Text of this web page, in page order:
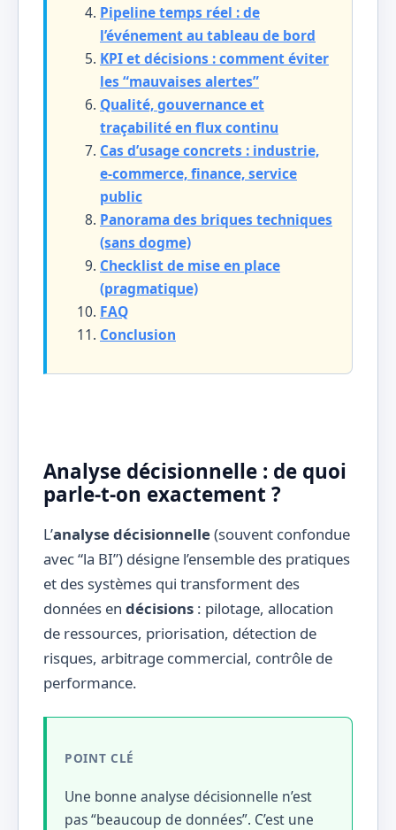
Pipeline temps réel : de
l’événement au tableau de bord
KPI et décisions : comment éviter
les “mauvaises alertes”
Qualité, gouvernance et
traçabilité en flux continu
Cas d’usage concrets : industrie,
e-commerce, finance, service
public
Panorama des briques techniques
(sans dogme)
Checklist de mise en place
(pragmatique)
FAQ
Conclusion
Analyse décisionnelle : de quoi
parle-t-on exactement ?
L’analyse décisionnelle(souvent confondue
avec “la BI”) désigne l’ensemble des pratiques
et des systèmes qui transforment des
données en décisions : pilotage, allocation
de ressources, priorisation, détection de
risques, arbitrage commercial, contrôle de
performance.
POINT CLÉ
Une bonne analyse décisionnelle n’est
pas “beaucoup de données”. C’est une